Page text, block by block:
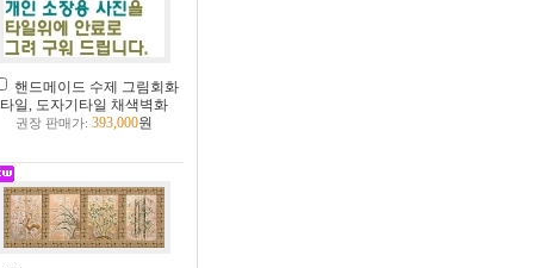
핸드메이드 수제 그림회화
타일, 도자기타일 채색벽화
권장 판매가:393,000원